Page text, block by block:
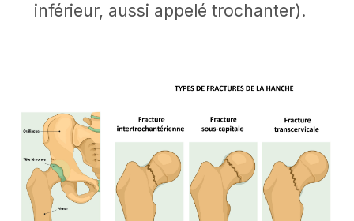
inférieur, aussi appelé trochanter).